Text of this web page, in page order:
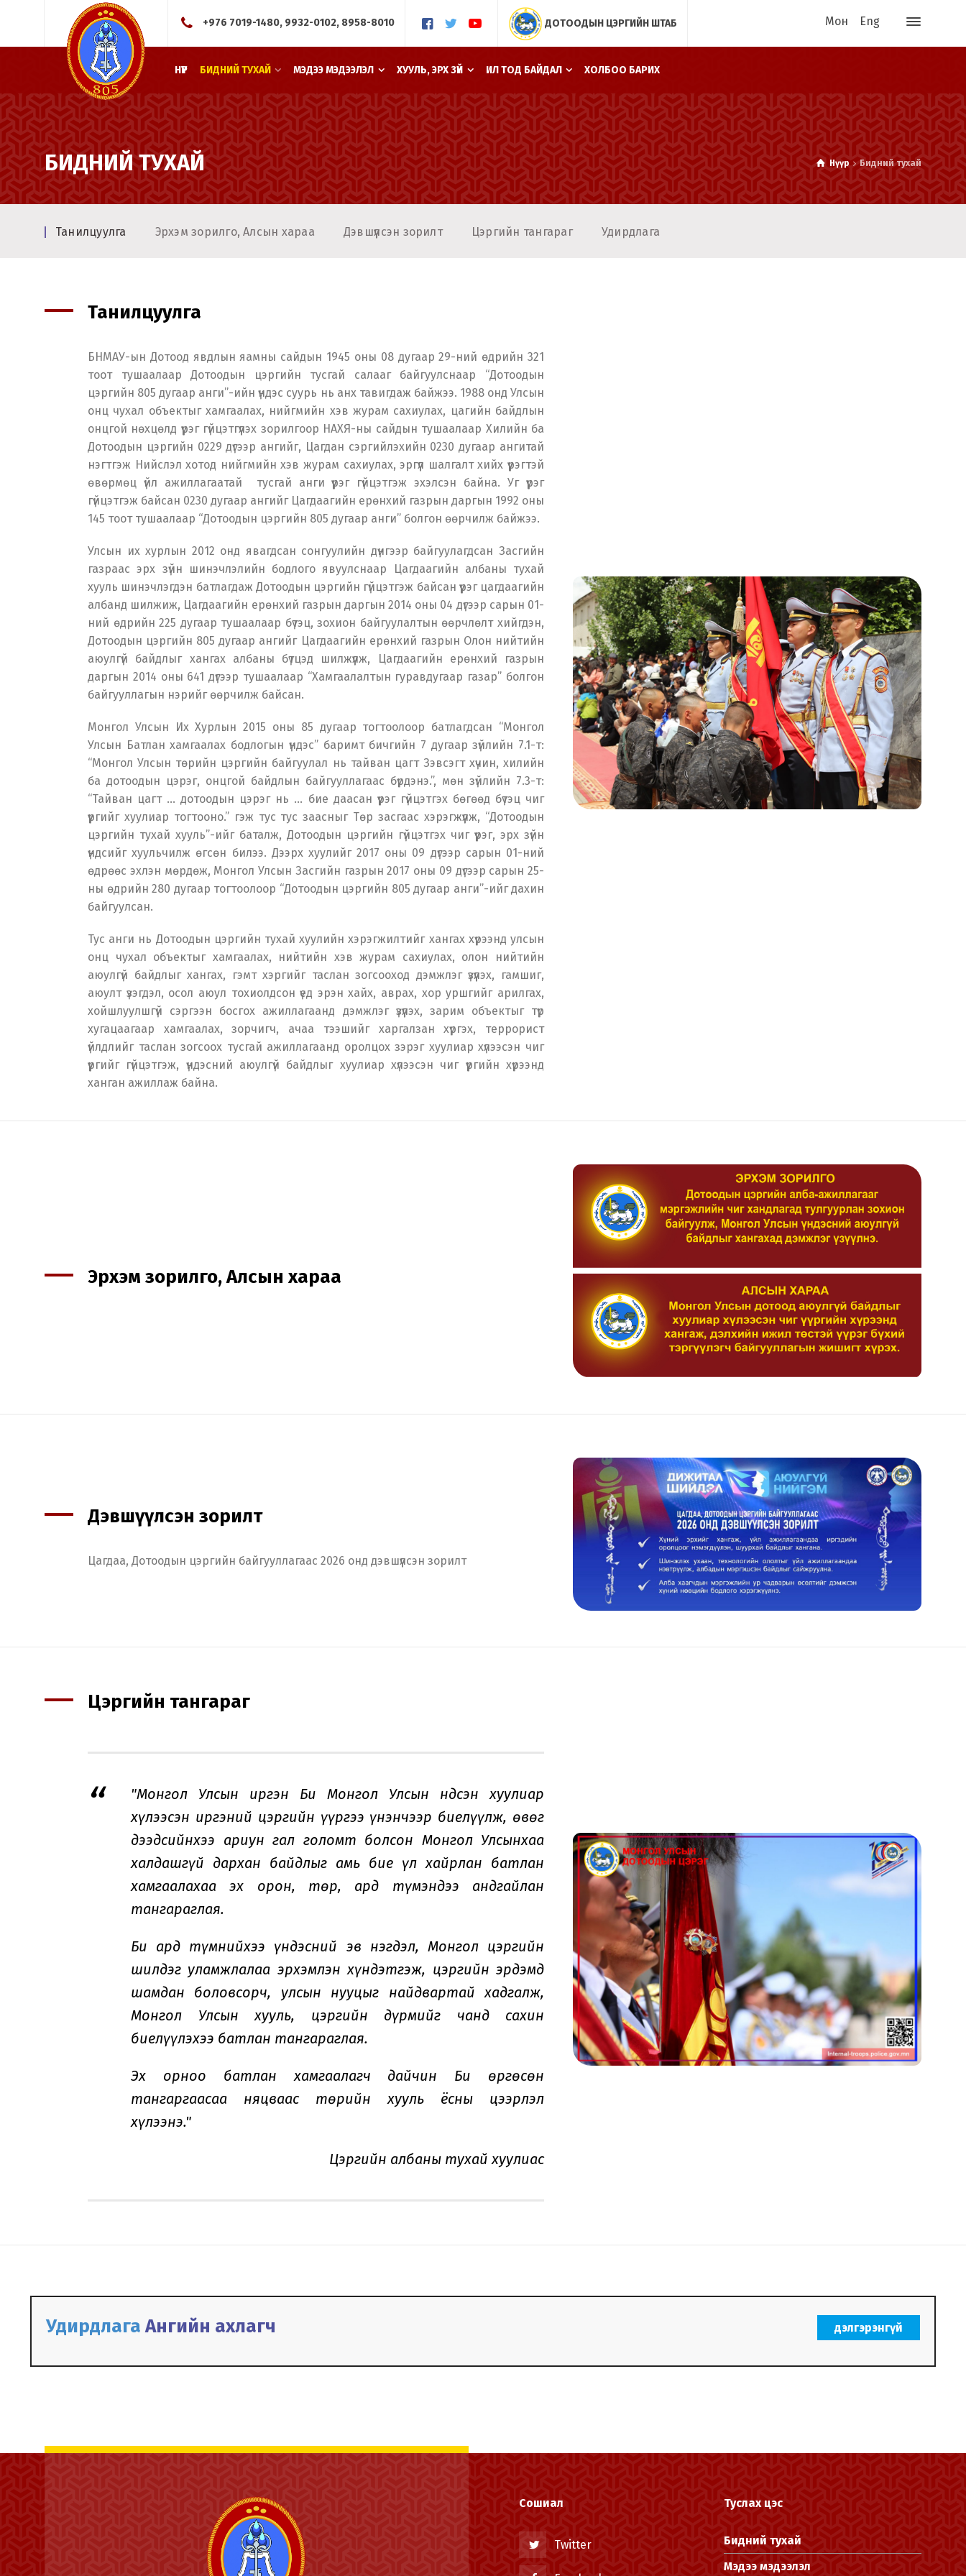
+976 7019-1480, 9932-0102, 8958-8010 ДОТООДЫН ЦЭРГИЙН ШТАБ Мон Eng
НҮҮР БИДНИЙ ТУХАЙ МЭДЭЭ МЭДЭЭЛЭЛ ХУУЛЬ, ЭРХ ЗҮЙ ИЛ ТОД БАЙДАЛ ХОЛБОО БАРИХ
БИДНИЙ ТУХАЙ Нүүр Бидний тухай
Танилцуулга Эрхэм зорилго, Алсын хараа Дэвшүүлсэн зорилт Цэргийн тангараг Удирдлага
Танилцуулга
БНМАУ-ын Дотоод явдлын яамны сайдын 1945 оны 08 дугаар 29-ний өдрийн 321
тоот тушаалаар Дотоодын цэргийн тусгай салааг байгуулснаар “Дотоодын
цэргийн 805 дугаар анги”-ийн үндэс суурь нь анх тавигдаж байжээ. 1988 онд Улсын
онц чухал объектыг хамгаалах, нийгмийн хэв журам сахиулах, цагийн байдлын
онцгой нөхцөлд үүрэг гүйцэтгүүлэх зорилгоор НАХЯ-ны сайдын тушаалаар Хилийн ба
Дотоодын цэргийн 0229 дүгээр ангийг, Цагдан сэргийлэхийн 0230 дугаар ангитай
нэгтгэж Нийслэл хотод нийгмийн хэв журам сахиулах, эргүүл шалгалт хийх үүрэгтэй
өвөрмөц үйл ажиллагаатай тусгай анги үүрэг гүйцэтгэж эхэлсэн байна. Уг үүрэг
гүйцэтгэж байсан 0230 дугаар ангийг Цагдаагийн ерөнхий газрын даргын 1992 оны
145 тоот тушаалаар “Дотоодын цэргийн 805 дугаар анги” болгон өөрчилж байжээ.
Улсын их хурлын 2012 онд явагдсан сонгуулийн дүнгээр байгуулагдсан Засгийн
газраас эрх зүйн шинэчлэлийн бодлого явуулснаар Цагдаагийн албаны тухай
хууль шинэчлэгдэн батлагдаж Дотоодын цэргийн гүйцэтгэж байсан үүрэг цагдаагийн
албанд шилжиж, Цагдаагийн ерөнхий газрын даргын 2014 оны 04 дүгээр сарын 01-
ний өдрийн 225 дугаар тушаалаар бүтэц, зохион байгуулалтын өөрчлөлт хийгдэн,
Дотоодын цэргийн 805 дугаар ангийг Цагдаагийн ерөнхий газрын Олон нийтийн
аюулгүй байдлыг хангах албаны бүтцэд шилжүүлж, Цагдаагийн ерөнхий газрын
даргын 2014 оны 641 дүгээр тушаалаар “Хамгаалалтын гуравдугаар газар” болгон
байгууллагын нэрийг өөрчилж байсан.
Монгол Улсын Их Хурлын 2015 оны 85 дугаар тогтоолоор батлагдсан “Монгол
Улсын Батлан хамгаалах бодлогын үндэс” баримт бичгийн 7 дугаар зүйлийн 7.1-т:
“Монгол Улсын төрийн цэргийн байгуулал нь тайван цагт Зэвсэгт хүчин, хилийн
ба дотоодын цэрэг, онцгой байдлын байгууллагаас бүрдэнэ.”, мөн зүйлийн 7.3-т:
“Тайван цагт ... дотоодын цэрэг нь ... бие даасан үүрэг гүйцэтгэх бөгөөд бүтэц чиг
үүргийг хуулиар тогтооно.” гэж тус тус заасныг Төр засгаас хэрэгжүүлж, “Дотоодын
цэргийн тухай хууль”-ийг баталж, Дотоодын цэргийн гүйцэтгэх чиг үүрэг, эрх зүйн
үндсийг хуульчилж өгсөн билээ. Дээрх хуулийг 2017 оны 09 дүгээр сарын 01-ний
өдрөөс эхлэн мөрдөж, Монгол Улсын Засгийн газрын 2017 оны 09 дүгээр сарын 25-
ны өдрийн 280 дугаар тогтоолоор “Дотоодын цэргийн 805 дугаар анги”-ийг дахин
байгуулсан.
Тус анги нь Дотоодын цэргийн тухай хуулийн хэрэгжилтийг хангах хүрээнд улсын
онц чухал объектыг хамгаалах, нийтийн хэв журам сахиулах, олон нийтийн
аюулгүй байдлыг хангах, гэмт хэргийг таслан зогсооход дэмжлэг үзүүлэх, гамшиг,
аюулт үзэгдэл, осол аюул тохиолдсон үед эрэн хайх, аврах, хор уршгийг арилгах,
хойшлуулшгүй сэргээн босгох ажиллагаанд дэмжлэг үзүүлэх, зарим объектыг түр
хугацаагаар хамгаалах, зорчигч, ачаа тээшийг харгалзан хүргэх, террорист
үйлдлийг таслан зогсоох тусгай ажиллагаанд оролцох зэрэг хуулиар хүлээсэн чиг
үүргийг гүйцэтгэж, үндэсний аюулгүй байдлыг хуулиар хүлээсэн чиг үүргийн хүрээнд
ханган ажиллаж байна.
Эрхэм зорилго, Алсын хараа
Дэвшүүлсэн зорилт
Цагдаа, Дотоодын цэргийн байгууллагаас 2026 онд дэвшүүлсэн зорилт
Цэргийн тангараг
"Монгол Улсын иргэн Би Монгол Улсын Үндсэн хуулиар
хүлээсэн иргэний цэргийн үүргээ үнэнчээр биелүүлж, өвөг
дээдсийнхээ ариун гал голомт болсон Монгол Улсынхаа
халдашгүй дархан байдлыг амь бие үл хайрлан батлан
хамгаалахаа эх орон, төр, ард түмэндээ андгайлан
тангараглая.
Би ард түмнийхээ үндэсний эв нэгдэл, Монгол цэргийн
шилдэг уламжлалаа эрхэмлэн хүндэтгэж, цэргийн эрдэмд
шамдан боловсорч, улсын нууцыг найдвартай хадгалж,
Монгол Улсын хууль, цэргийн дүрмийг чанд сахин
биелүүлэхээ батлан тангараглая.
Эх орноо батлан хамгаалагч дайчин Би өргөсөн
тангаргаасаа няцваас төрийн хууль ёсны цээрлэл
хүлээнэ."
Цэргийн албаны тухай хуулиас
Удирдлага Ангийн ахлагч дэлгэрэнгүй
Сошиал
Twitter
Туслах цэс
Бидний тухай
Мэдээ мэдээлэл